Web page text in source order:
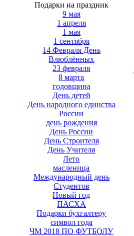
Подарки на праздник
9 мая
1 апреля
1 мая
1 сентября
14 Февраля День
Влюблённых
23 февраля
8 марта
годовщина
День детей
День народного единства
России
день рождения
День России
День Строителя
День Учителя
Лето
масленица
Международный день
Студентов
Новый год
ПАСХА
Подарки бухгалтеру
символ года
ЧМ 2018 ПО ФУТБОЛУ